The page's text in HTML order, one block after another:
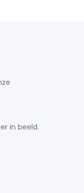
in beeld.